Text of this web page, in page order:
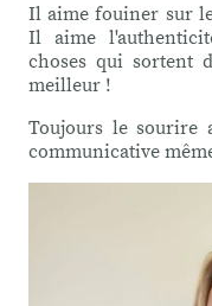
Il aime fouiner sur
Il aime
choses qui sortent
meilleur !
Toujours le sourire
communicative